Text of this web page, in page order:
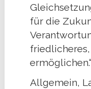
für die
ermöglichen.“
Allgemein,